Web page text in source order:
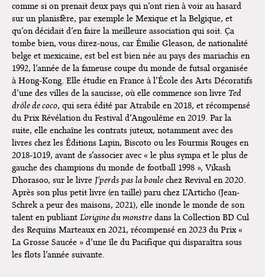
comme si on prenait deux pays qui n’ont rien à voir au hasard
sur un planisfère, par exemple le Mexique et la Belgique, et
qu’on décidait d’en faire la meilleure association qui soit. Ça
tombe bien, vous direz-nous, car Émilie Gleason, de nationalité
belge et mexicaine, est bel est bien née au pays des mariachis en
1992, l’année de la fameuse coupe du monde de futsal organisée
à Hong-Kong. Elle étudie en France à l’École des Arts Décoratifs
d’une des villes de la saucisse, où elle commence son livre Ted
drôle de coco, qui sera édité par Atrabile en 2018, et récompensé
du Prix Révélation du Festival d’Angoulême en 2019. Par la
suite, elle enchaîne les contrats juteux, notamment avec des
livres chez les Éditions Lapin, Biscoto ou les Fourmis Rouges en
2018-1019, avant de s’associer avec « le plus sympa et le plus de
gauche des champions du monde de football 1998 », Vikash
Dhorasoo, sur le livre J’perds pas la boule chez Revival en 2020.
Après son plus petit livre (en taille) paru chez L’Articho (Jean-
Schrek a peur des maisons, 2021), elle inonde le monde de son
talent en publiant L’origine du monstre dans la Collection BD Cul
des Requins Marteaux en 2021, récompensé en 2023 du Prix «
La Grosse Saucée » d’une île du Pacifique qui disparaîtra sous
les flots l’année suivante.